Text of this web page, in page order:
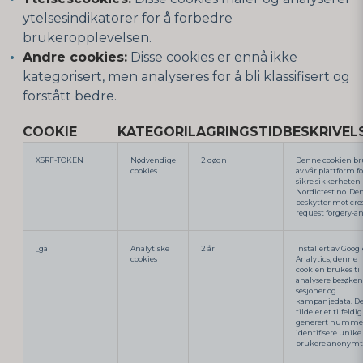
ytelsesindikatorer for å forbedre
brukeropplevelsen.
Andre cookies: Disse cookies er ennå ikke
kategorisert, men analyseres for å bli klassifisert og
forstått bedre.
COOKIE KATEGORILAGRINGSTID
XSRF-TOKEN
Nødvendige
cookies
2 døgn
Denne cookien
av vår plattform
sikre sikkerheten
Nordictest.no.
beskytter mot
request forgery-
_ga
Analytiske
cookies
2 år
Installert av
Analytics, denne
cookien brukes til
analysere
sesjoner og
kampanjedata.
tildeler et tilfeldig
generert
identifisere unike
brukere